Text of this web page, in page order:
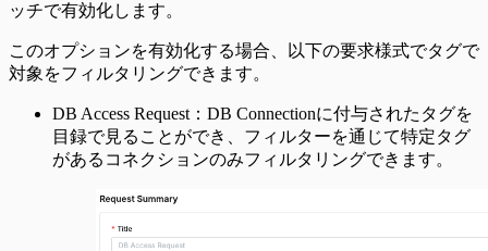
ッチで有効化します。
このオプションを有効化する場合、以下の要求様式でタグで
対象をフィルタリングできます。
DB Access Request：DB Connectionに付与されたタグを
目録で見ることができ、フィルターを通じて特定タグ
があるコネクションのみフィルタリングできます。